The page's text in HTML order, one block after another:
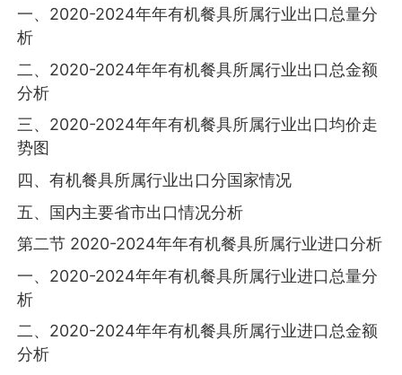
一、2020-2024年年有机餐具所属行业出口总量分
析
二、2020-2024年年有机餐具所属行业出口总金额
分析
三、2020-2024年年有机餐具所属行业出口均价走
势图
四、有机餐具所属行业出口分国家情况
五、国内主要省市出口情况分析
第二节 2020-2024年年有机餐具所属行业进口分析
一、2020-2024年年有机餐具所属行业进口总量分
析
二、2020-2024年年有机餐具所属行业进口总金额
分析